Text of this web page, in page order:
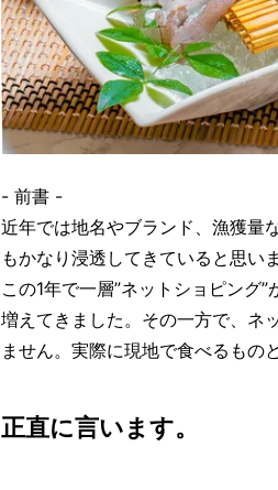
- 前書 -
近年では地名やブランド、漁獲量
もかなり浸透してきていると思い
この1年で一層”ネットショピング
増えてきました。その一方で、ネ
ません。実際に現地で食べるもの
正直に言います。